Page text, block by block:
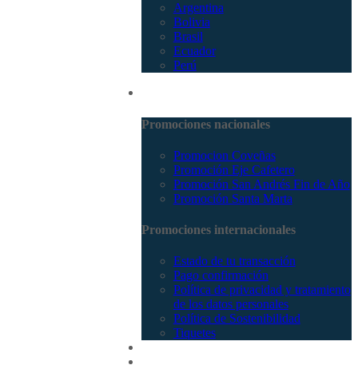
Argentina
Bolivia
Brasil
Ecuador
Perú
Promociones nacionales
Promocion Coveñas
Promoción Eje Cafetero
Promoción San Andrés Fin de Año
Promoción Santa Marta
Promociones internacionales
Estado de tu transacción
Pago confirmación
Política de privacidad y tratamiento
de los datos personales
Política de Sostenibilidad
Tiquetes